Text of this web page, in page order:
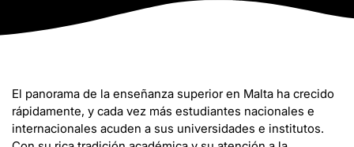
El panorama de la enseñanza superior en Malta ha crecido
rápidamente, y cada vez más estudiantes nacionales e
internacionales acuden a sus universidades e institutos.